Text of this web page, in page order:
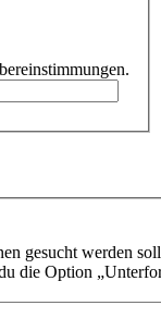
gesucht werden
die Option